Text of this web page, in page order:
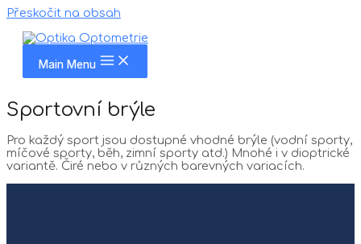
Přeskočit na obsah
Main Menu
Sportovní brýle
Pro každý sport jsou dostupné vhodné brýle (vodní sporty,
míčové sporty, běh, zimní sporty atd.) Mnohé i v dioptrické
variantě. Čiré nebo v různých barevných variacích.